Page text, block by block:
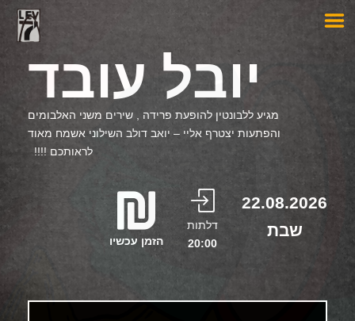
יובל עובד
מגיע ללבונטין להופעת פרידה , שירים משני האלבומים
והפתעות יצטרף אליי – יואב דולב השילוני אשמח מאוד
לראותכם !!!!
22.08.2026
שבת
דלתות
20:00
הזמן עכשיו